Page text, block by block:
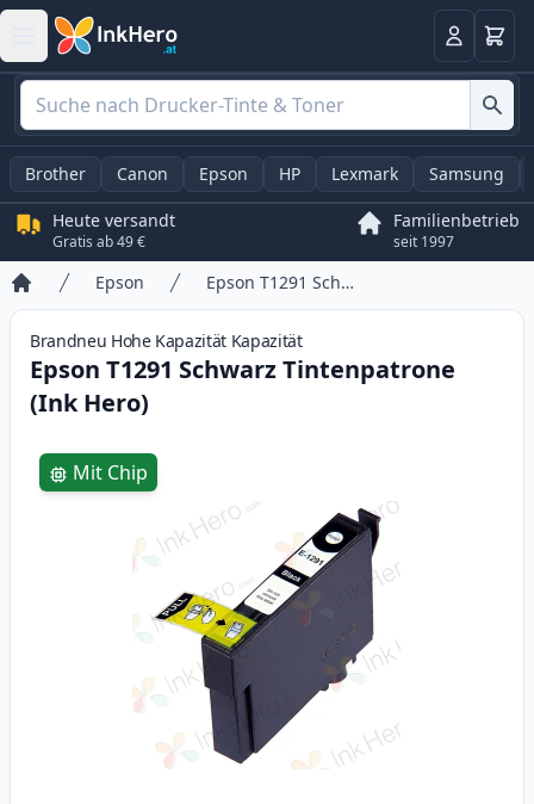
Anmelden
Brother Canon Epson HP Lexmark Samsung
Heute versandt
Gratis ab 49 €
Familienbetrieb
seit 1997
Startseite
Epson Epson T1291 Schwarz Tintenpatrone (Ink Hero)
Brandneu Hohe Kapazität Kapazität
Epson T1291 Schwarz Tintenpatrone
(Ink Hero)
Product information
Mit Chip